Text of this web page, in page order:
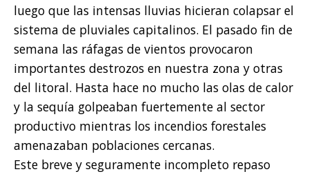
luego que las intensas lluvias hicieran colapsar el
sistema de pluviales capitalinos. El pasado fin de
semana las ráfagas de vientos provocaron
importantes destrozos en nuestra zona y otras
del litoral. Hasta hace no mucho las olas de calor
y la sequía golpeaban fuertemente al sector
productivo mientras los incendios forestales
amenazaban poblaciones cercanas.
Este breve y seguramente incompleto repaso